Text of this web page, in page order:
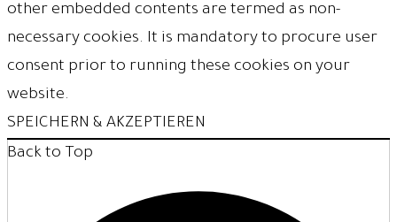
other embedded contents are termed as non-
necessary cookies. It is mandatory to procure user
consent prior to running these cookies on your
website.
SPEICHERN & AKZEPTIEREN
Back to Top